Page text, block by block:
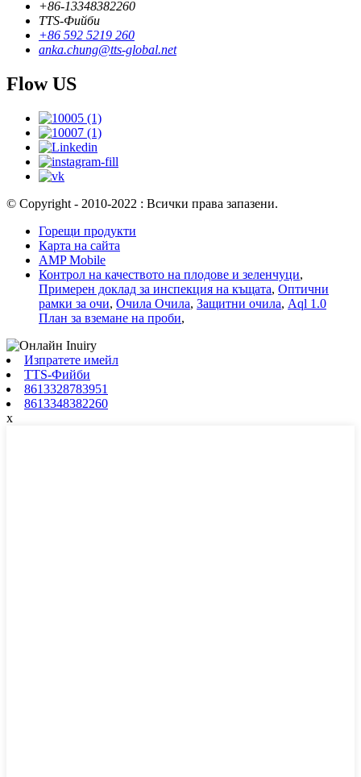
+86-13348382260
TTS-Фийби
+86 592 5219 260
anka.chung@tts-global.net
Flow US
© Copyright - 2010-2022 : Всички права запазени.
Горещи продукти
Карта на сайта
AMP Mobile
Контрол на качеството на плодове и зеленчуци,
Примерен доклад за инспекция на къщата, Оптични
рамки за очи, Очила Очила, Защитни очила, Aql 1.0
План за вземане на проби,
Изпратете имейл
TTS-Фийби
8613328783951
8613348382260
x